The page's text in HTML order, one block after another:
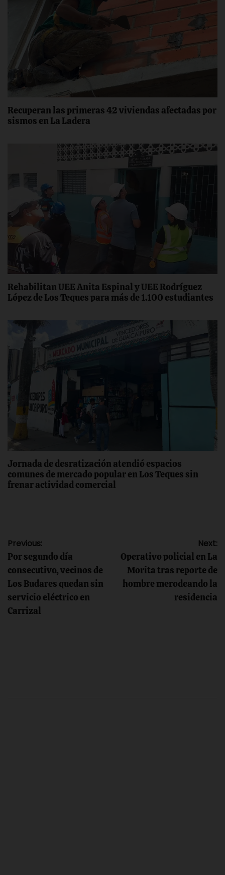
Recuperan las primeras 42 viviendas afectadas por
sismos en La Ladera
Rehabilitan UEE Anita Espinal y UEE Rodríguez
López de Los Teques para más de 1.100 estudiantes
Jornada de desratización atendió espacios
comunes de mercado popular en Los Teques sin
frenar actividad comercial
Navegación
de
entradas
Previous:
Por segundo día
consecutivo, vecinos de
Los Budares quedan sin
servicio eléctrico en
Carrizal
Next:
Operativo policial en La
Morita tras reporte de
hombre merodeando la
residencia